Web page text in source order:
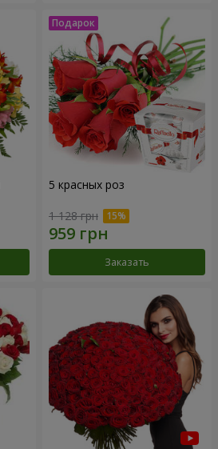
5 красных роз
1 128 грн
Заказать